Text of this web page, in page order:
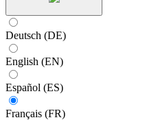
Deutsch (DE)
English (EN)
Español (ES)
Français (FR)